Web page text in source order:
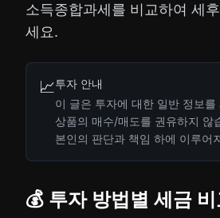
소득종합과세를 비교하여 세
세요.
📈투자 안내
이 글은 투자에 대한 일반 정보
상품의 매수/매도를 권유하지 않
본인의 판단과 책임 하에 이루어
💰 투자 방법별 세금